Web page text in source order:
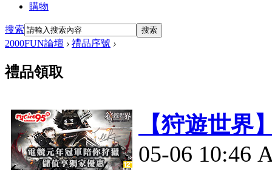
購物
搜索 搜索
2000FUN論壇 › 禮品序號 ›
禮品領取
【狩遊世界
05-06 10:46